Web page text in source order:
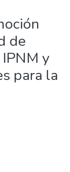
de
y
para la